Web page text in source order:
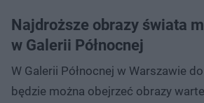
Najdroższe obrazy świata
w Galerii Północnej
W Galerii Północnej w Warszawie
będzie można obejrzeć obrazy